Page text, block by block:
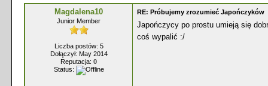
Magdalena10
Junior Member
Liczba postów: 5
Dołączył: May 2014
Reputacja: 0
Status:
RE: Próbujemy zrozumieć Japończyków
Japończycy po prostu umieją się
coś wypalić :/